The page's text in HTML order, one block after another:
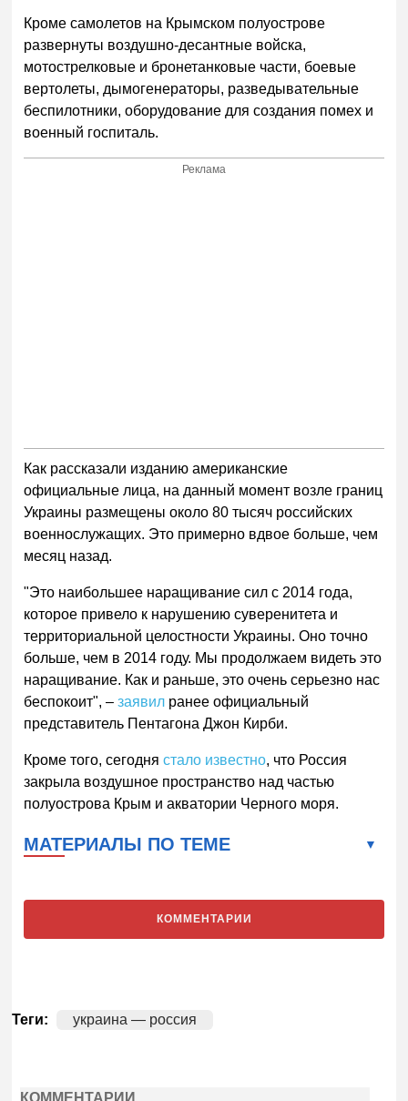
Кроме самолетов на Крымском полуострове
развернуты воздушно-десантные войска,
мотострелковые и бронетанковые части, боевые
вертолеты, дымогенераторы, разведывательные
беспилотники, оборудование для создания помех и
военный госпиталь.
Реклама
Как рассказали изданию американские
официальные лица, на данный момент возле границ
Украины размещены около 80 тысяч российских
военнослужащих. Это примерно вдвое больше, чем
месяц назад.
"Это наибольшее наращивание сил с 2014 года,
которое привело к нарушению суверенитета и
территориальной целостности Украины. Оно точно
больше, чем в 2014 году. Мы продолжаем видеть это
наращивание. Как и раньше, это очень серьезно нас
беспокоит", –заявил ранее официальный
представитель Пентагона Джон Кирби.
Кроме того, сегоднястало известно, что Россия
закрыла воздушное пространство над частью
полуострова Крым и акватории Черного моря.
МАТЕРИАЛЫ ПО ТЕМЕ
КОММЕНТАРИИ
Теги: украина — россия
КОММЕНТАРИИ